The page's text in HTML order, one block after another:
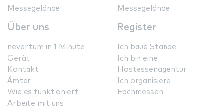
Messegelände
Messegelände
Über uns
neventum in 1 Minute
Gerät
Kontakt
Ämter
Wie es funktioniert
Arbeite mit uns
Register
Ich baue Stände
Ich bin eine
Hostessenagentur
Ich organisiere
Fachmessen